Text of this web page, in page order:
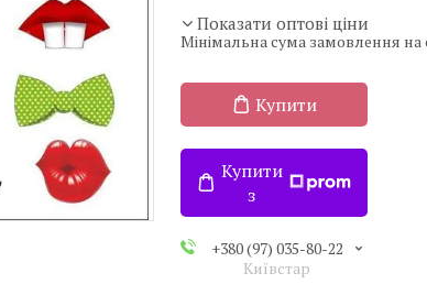
Показати оптові ціни
Мінімальна сума замовлення на
Купити
Купити
з
+380 (97) 035-80-22
Київстар